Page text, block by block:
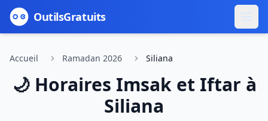
OutilsGratuits
Accueil Ramadan 2026 Siliana
🌙 Horaires Imsak et Iftar à
Siliana